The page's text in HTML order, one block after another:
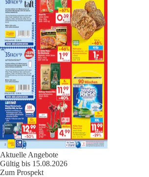
Aktuelle Angebote
Gültig bis 15.08.2026
Zum Prospekt